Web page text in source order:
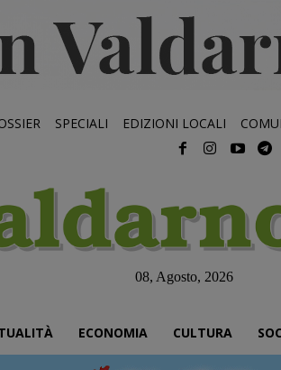
SPECIALI EDIZIONI LOCALI
08, Agosto, 2026
ECONOMIA CULTURA